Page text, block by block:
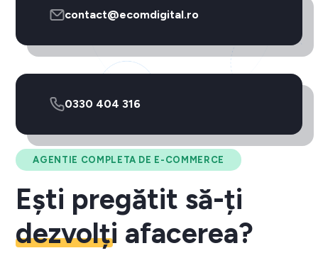
AGENTIE COMPLETA DE E-COMMERCE
Ești pregătit să-ți
dezvolți afacerea?
contact@ecomdigital.ro
0330 404 316